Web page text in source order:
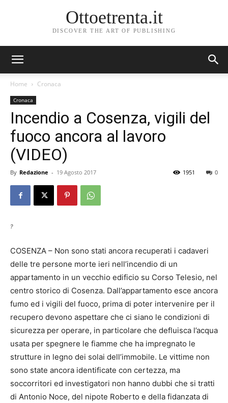
Ottoetrenta.it
DISCOVER THE ART OF PUBLISHING
Home Cronaca
Cronaca
Incendio a Cosenza, vigili del
fuoco ancora al lavoro
(VIDEO)
By Redazione - 19 Agosto 2017 0
1951
?
COSENZA – Non sono stati ancora recuperati i cadaveri
delle tre persone morte ieri nell’incendio di un
appartamento in un vecchio edificio su Corso Telesio, nel
centro storico di Cosenza. Dall’appartamento esce ancora
fumo ed i vigili del fuoco, prima di poter intervenire per il
recupero devono aspettare che ci siano le condizioni di
sicurezza per operare, in particolare che defluisca l’acqua
usata per spegnere le fiamme che ha impregnato le
strutture in legno dei solai dell’immobile. Le vittime non
sono state ancora identificate con certezza, ma
soccorritori ed investigatori non hanno dubbi che si tratti
di Antonio Noce, del nipote Roberto e della fidanzata di